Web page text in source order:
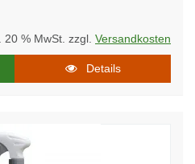
20 % MwSt. zzgl. Versandkosten
Details